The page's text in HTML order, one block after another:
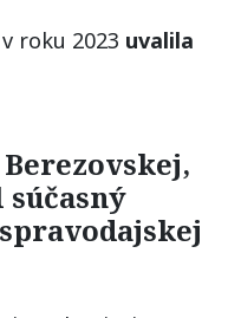
roku 2023 uvalila